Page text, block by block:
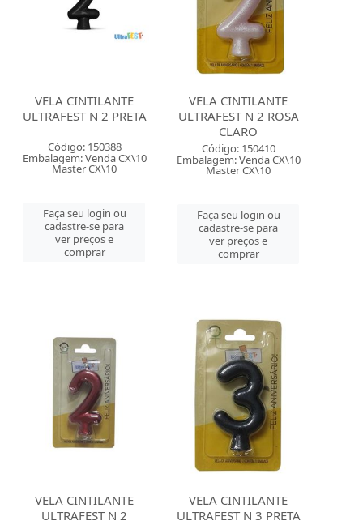
VELA CINTILANTE
ULTRAFEST N 2 PRETA
Código: 150388
Embalagem: Venda CX\10
Master CX\10
Faça seu login ou
cadastre-se para
ver preços e
comprar
VELA CINTILANTE
ULTRAFEST N 2 ROSA
CLARO
Código: 150410
Embalagem: Venda CX\10
Master CX\10
Faça seu login ou
cadastre-se para
ver preços e
comprar
VELA CINTILANTE
ULTRAFEST N 2
VELA CINTILANTE
ULTRAFEST N 3 PRETA